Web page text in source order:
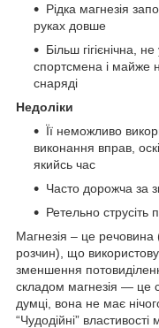
Рідка магнезія
руках довше
Більш гігієнічна,
спортсмена і майже
снаряді
Недоліки
Її неможливо
виконання вправ,
якийсь час
Часто дорожча за
Ретельно
Магнезія – це
розчин), що
зменшення
складом магнезія — це
думці, вона не має
“Чудодійні”